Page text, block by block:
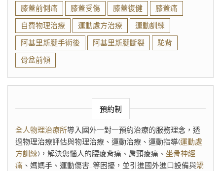
膝蓋前側痛
膝蓋受傷 膝蓋復健
膝蓋痛
自費物理治療
運動處方治療
運動訓練
阿基里斯腱手術後
阿基里斯腱斷裂
駝背
骨盆前傾
預約制
全人物理治療所導入國外一對一預約治療的服務理念，透
過物理治療評估與物理治療、運動治療、運動指導(運動處
方訓練)，解決您惱人的腰痠背痛、肩頸痠痛、 坐骨神經
痛 、媽媽手、運動傷害…等困擾，並引進國外進口設備與矯